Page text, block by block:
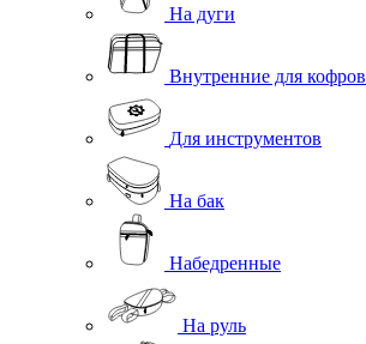
На дуги
Внутренние для кофров
Для инструментов
На бак
Набедренные
На руль